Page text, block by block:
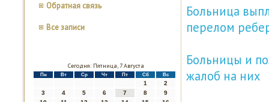
Обратная связь
Все записи
Сегодня: Пятница, 7 Августа
Пн Вт Ср Чт Пт Сб Вс
1
2
3
4 5 6 7 8
9
Больница
перелом
Больницы и
жалоб на них